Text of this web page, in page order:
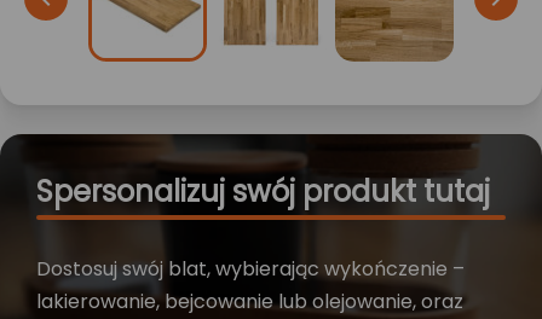
Spersonalizuj swój produkt tutaj
Dostosuj swój blat, wybierając wykończenie –
lakierowanie, bejcowanie lub olejowanie, oraz